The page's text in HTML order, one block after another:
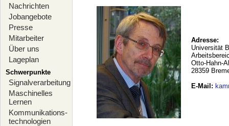
Nachrichten
Jobangebote
Presse
Mitarbeiter
Über uns
Lageplan
Schwerpunkte
Signalverarbeitung
Maschinelles
Lernen
Kommunikations-
technologien
Adresse:
Universität
Otto-Hahn-
28359
E-Mail :